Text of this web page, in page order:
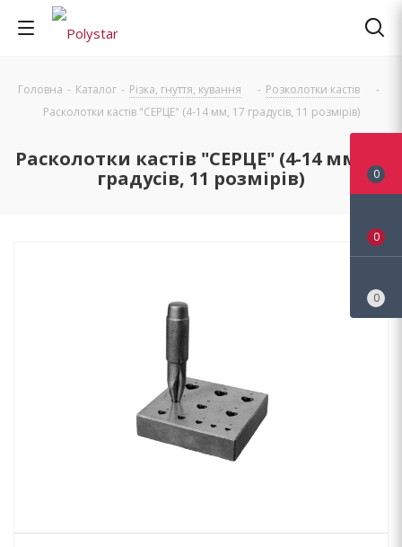
Головна - Каталог - Різка, гнуття, кування - Розколотки кастів
-
Расколотки кастів "СЕРЦЕ" (4-14 мм, 17 градусів, 11 розмірів)
Расколотки кастів "СЕРЦЕ" (4-14 мм, 17
градусів, 11 розмірів)
0
0
0